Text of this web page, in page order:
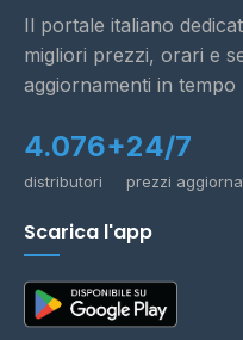
Il portale italiano
migliori prezzi, orari e
aggiornamenti in tempo
4.076+
distributori
24/7
prezzi
Scarica l'app